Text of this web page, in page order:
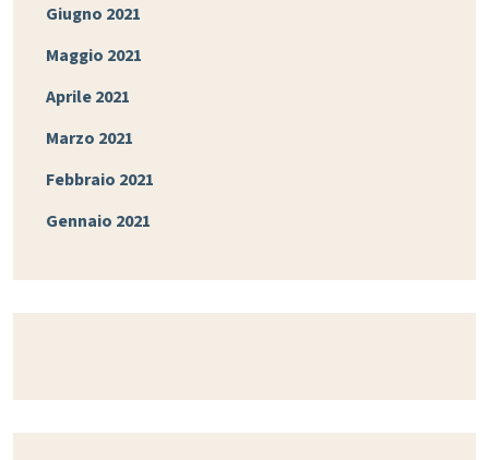
Giugno 2021
Maggio 2021
Aprile 2021
Marzo 2021
Febbraio 2021
Gennaio 2021